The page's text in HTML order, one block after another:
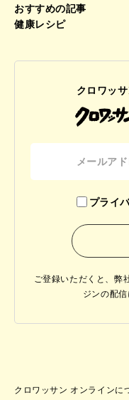
おすすめの記事
健康レシピ
クロワッ
プライ
ご登録いただくと、弊
ジンの配
クロワッサン オンラインに